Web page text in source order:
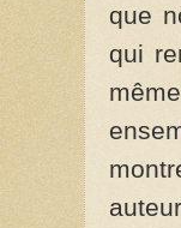
que
qui